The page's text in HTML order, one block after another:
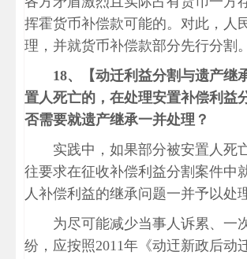
挥霍货币补偿款可能的。对此，人
理，并就货币补偿款部分先行分割。
18、
【动迁利益分割与遗产继
置人死亡的，在处理安置补偿利益
否需要就遗产继承一并处理？
实践中，如果部分被安置人死
往要求在征收补偿利益分割案件中
人补偿利益的继承问题一并予以处
为尽可能减少当事人诉累、一
纷，应按照2011年《动迀新政后动